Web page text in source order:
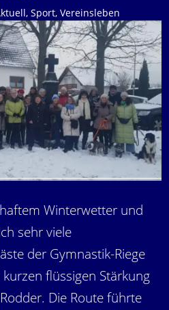
, Sport, Vereinsleben
Winterwetter und
sehr viele
der Gymnastik-Riege
flüssigen Stärkung
Die Route führte